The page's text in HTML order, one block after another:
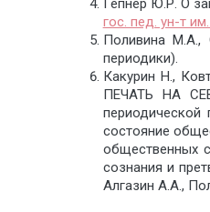
Гепнер Ю.Р. О
гос. пед. ун-т
Поливина М.А.,
периодики).
Какурин Н.,
ПЕЧАТЬ НА
периодической
состояние
общественных
сознания и
Алгазин А.А.,